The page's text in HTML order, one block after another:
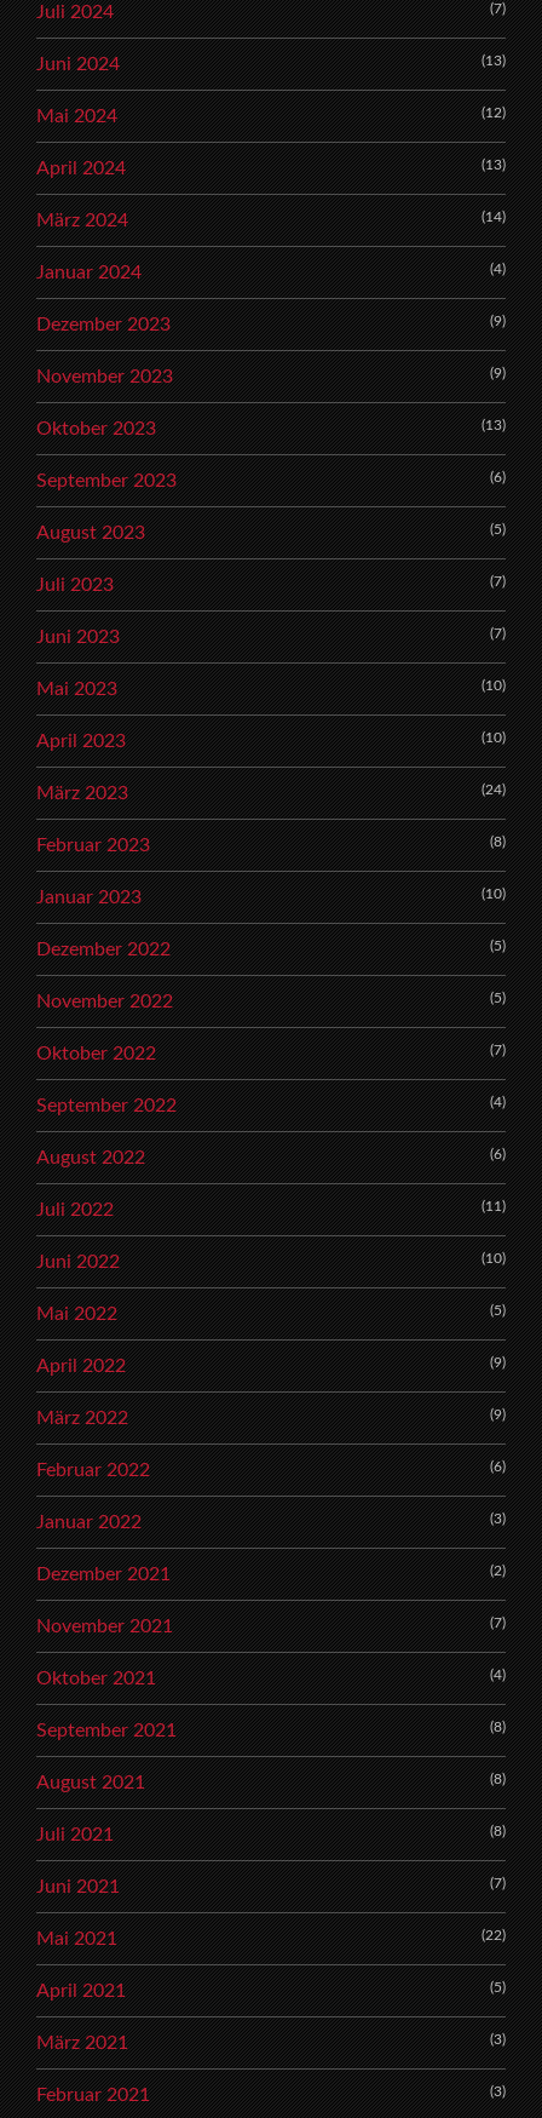
Juli 2024 (7)
Juni 2024 (13)
Mai 2024 (12)
April 2024 (13)
März 2024 (14)
Januar 2024 (4)
Dezember 2023 (9)
November 2023 (9)
Oktober 2023 (13)
September 2023 (6)
August 2023 (5)
Juli 2023 (7)
Juni 2023 (7)
Mai 2023 (10)
April 2023 (10)
März 2023 (24)
Februar 2023 (8)
Januar 2023 (10)
Dezember 2022 (5)
November 2022 (5)
Oktober 2022 (7)
September 2022 (4)
August 2022 (6)
Juli 2022 (11)
Juni 2022 (10)
Mai 2022 (5)
April 2022 (9)
März 2022 (9)
Februar 2022 (6)
Januar 2022 (3)
Dezember 2021 (2)
November 2021 (7)
Oktober 2021 (4)
September 2021 (8)
August 2021 (8)
Juli 2021 (8)
Juni 2021 (7)
Mai 2021 (22)
April 2021 (5)
März 2021 (3)
Februar 2021 (3)